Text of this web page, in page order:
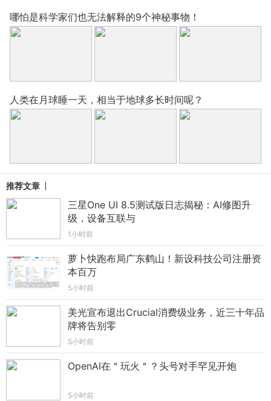
哪怕是科学家们也无法解释的9个神秘事物！
人类在月球睡一天，相当于地球多长时间呢？
推荐文章
三星One UI 8.5测试版日志揭秘：AI修图升
级，设备互联与
1小时前
萝卜快跑布局广东鹤山！新设科技公司注册资
本百万
5小时前
美光宣布退出Crucial消费级业务，近三十年品
牌将告别零
5小时前
OpenAI在＂玩火＂？头号对手罕见开炮
5小时前